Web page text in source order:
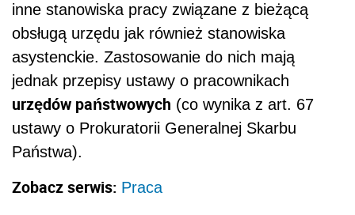
inne stanowiska pracy związane z bieżącą
obsługą urzędu jak również stanowiska
asystenckie. Zastosowanie do nich mają
jednak przepisy ustawy o pracownikach
urzędów państwowych (co wynika z art. 67
ustawy o Prokuratorii Generalnej Skarbu
Państwa).
Zobacz serwis: Praca